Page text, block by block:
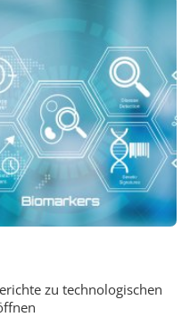
zu technologischen